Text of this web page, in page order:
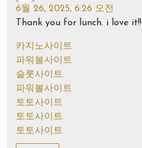
6월 26, 2025, 6:26 오전
Thank you for lunch. i love it!!
카지노사이트
파워볼사이트
슬롯사이트
파워볼사이트
토토사이트
토토사이트
토토사이트